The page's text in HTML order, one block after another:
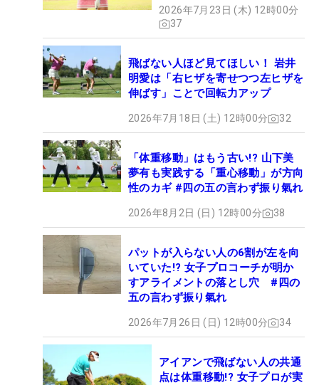
2026年7月23日 (木) 12時00分
37
飛ばない人ほど見てほしい！ 岩井
明愛は「右ヒザを寄せつつ左ヒザを
伸ばす」ことで回転力アップ
2026年7月18日 (土) 12時00分 32
「体重移動」はもう古い!? 山下美
夢有も実践する「重心移動」が方向
性のカギ #四の五の言わず振り氣れ
2026年8月2日 (日) 12時00分 38
パットが入らない人の6割が左を向
いていた!? 女子プロコーチが明か
すアライメントの落とし穴 #四の
五の言わず振り氣れ
2026年7月26日 (日) 12時00分 34
アイアンで飛ばない人の共通
点は体重移動!? 女子プロが実